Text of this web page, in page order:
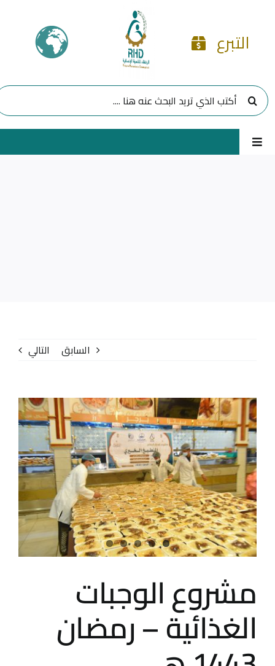
content
البحث
عن:
التبرع
Toggle
عنا
السابق التالي
مشاهدة
صورة
أكبر
مشروع الوجبات
الغذائية – رمضان